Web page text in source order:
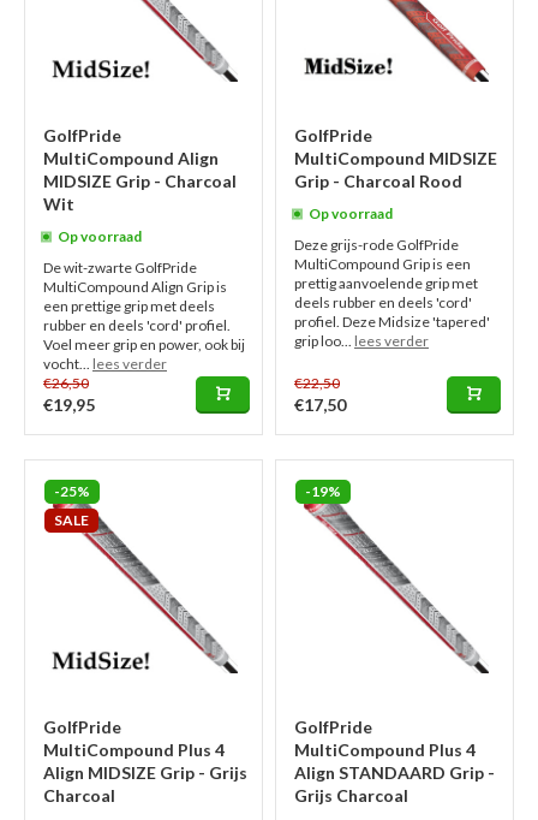
GolfPride
MultiCompound Align
MIDSIZE Grip - Charcoal
Wit
Op voorraad
De wit-zwarte GolfPride
MultiCompound Align Grip is
een prettige grip met deels
rubber en deels 'cord' profiel.
Voel meer grip en power, ook bij
vocht... lees verder
€26,50
€19,95
GolfPride
MultiCompound MIDSIZE
Grip - Charcoal Rood
Op voorraad
Deze grijs-rode GolfPride
MultiCompound Grip is een
prettig aanvoelende grip met
deels rubber en deels 'cord'
profiel. Deze Midsize 'tapered'
grip loo... lees verder
€22,50
€17,50
-25%
SALE
GolfPride
MultiCompound Plus 4
Align MIDSIZE Grip - Grijs
Charcoal
-19%
GolfPride
MultiCompound Plus 4
Align STANDAARD Grip -
Grijs Charcoal